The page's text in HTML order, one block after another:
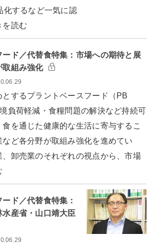
化するなど一気に認
読む
ード／代替食特集：市場への期待と展
組み強化
するプラントベースフード（PB
負荷軽減・食糧問題の解決など持続可
を通じた健康的な生活に寄与するこ
など各分野が取組み強化を進めてい
、卸売業のそれぞれの視点から、市場
ド／代替食特集：
産省・山口靖大臣